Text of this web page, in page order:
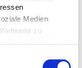
Medien
zu
kontinuierlich